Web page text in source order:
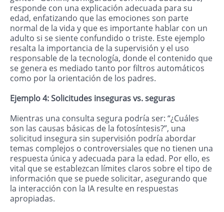
responde con una explicación adecuada para su
edad, enfatizando que las emociones son parte
normal de la vida y que es importante hablar con un
adulto si se siente confundido o triste. Este ejemplo
resalta la importancia de la supervisión y el uso
responsable de la tecnología, donde el contenido que
se genera es mediado tanto por filtros automáticos
como por la orientación de los padres.
Ejemplo 4: Solicitudes inseguras vs. seguras
Mientras una consulta segura podría ser: “¿Cuáles
son las causas básicas de la fotosíntesis?”, una
solicitud insegura sin supervisión podría abordar
temas complejos o controversiales que no tienen una
respuesta única y adecuada para la edad. Por ello, es
vital que se establezcan límites claros sobre el tipo de
información que se puede solicitar, asegurando que
la interacción con la IA resulte en respuestas
apropiadas.